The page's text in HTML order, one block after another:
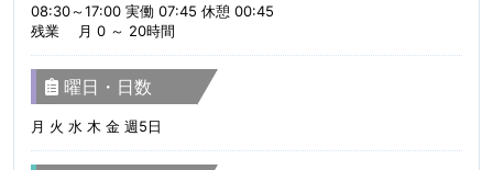
08:30～17:00 実働 07:45 休憩 00:45
残業 月 0 ～ 20時間
曜日・日数
月 火 水 木 金 週5日